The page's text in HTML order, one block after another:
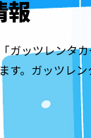
報
ガッツレンタ
す。ガッツレ